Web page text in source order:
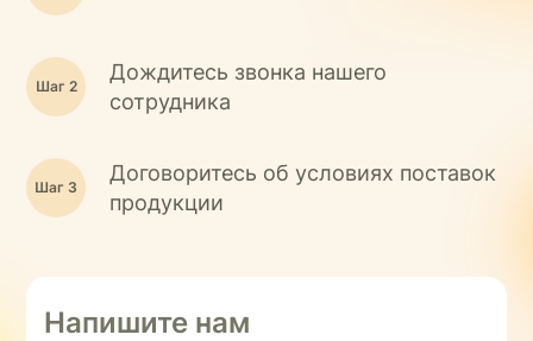
Дождитесь звонка нашего
сотрудника
Договоритесь об условиях поставок
продукции
Напишите нам